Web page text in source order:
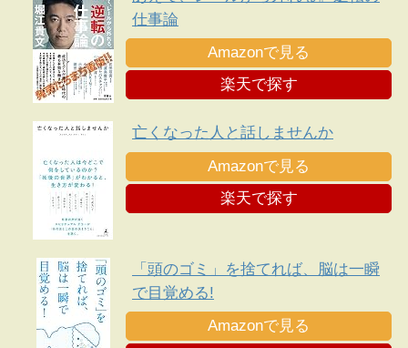
仕事論
Amazonで見る
楽天で探す
亡くなった人と話しませんか
Amazonで見る
楽天で探す
「頭のゴミ」を捨てれば、脳は一瞬
で目覚める!
Amazonで見る